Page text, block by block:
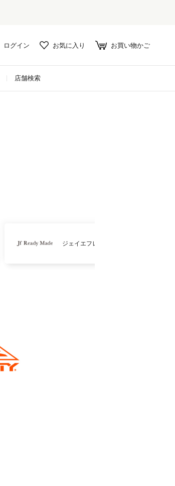
ログイン お気に入り お買い物かご
店舗検索
ジェイエフレディメイド